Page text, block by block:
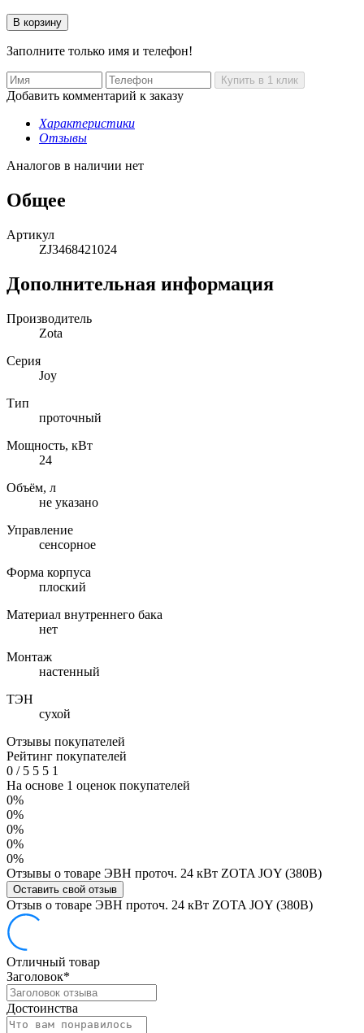
Заполните только имя и телефон!
Добавить комментарий к заказу
Характеристики
Отзывы
Аналогов в наличии нет
Общее
Артикул
ZJ3468421024
Дополнительная информация
Производитель
Zota
Серия
Joy
Тип
проточный
Мощность, кВт
24
Объём, л
не указано
Управление
сенсорное
Форма корпуса
плоский
Материал внутреннего бака
нет
Монтаж
настенный
ТЭН
сухой
Отзывы покупателей
Рейтинг покупателей
0 /5 5 5 1
На основе 1 оценок покупателей
0%
0%
0%
0%
0%
Отзывы о товаре ЭВН проточ. 24 кВт ZOTA JOY (380В)
Оставить свой отзыв
Отзыв о товаре ЭВН проточ. 24 кВт ZOTA JOY (380В)
Отличный товар
Заголовок*
Достоинства